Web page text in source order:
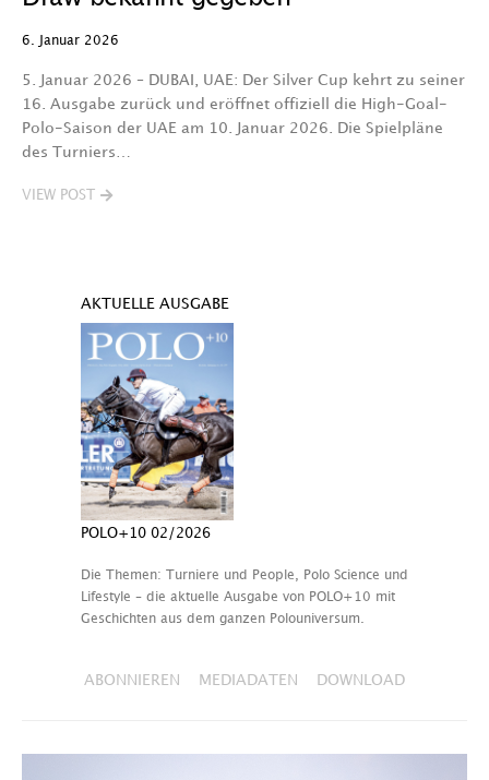
6. Januar 2026
5. Januar 2026 – DUBAI, UAE: Der Silver Cup kehrt zu seiner
16. Ausgabe zurück und eröffnet offiziell die High-Goal-
Polo-Saison der UAE am 10. Januar 2026. Die Spielpläne
des Turniers…
VIEW POST
AKTUELLE AUSGABE
POLO+10 02/2026
Die Themen: Turniere und People, Polo Science und
Lifestyle – die aktuelle Ausgabe von POLO+10 mit
Geschichten aus dem ganzen Polouniversum.
ABONNIEREN MEDIADATEN DOWNLOAD